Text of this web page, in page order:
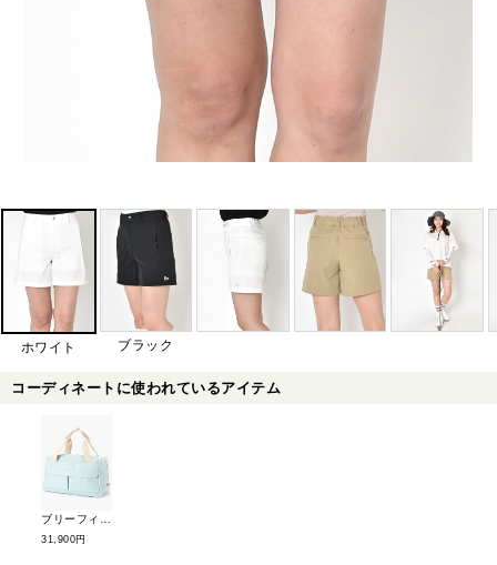
ホワイト ブラック
コーディネートに使われているアイテム
31,900円